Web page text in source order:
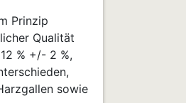
Prinzip
Qualität
% +/- 2 %,
sowie